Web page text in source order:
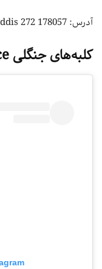
آدرس: 178057 272 Street W Foothills, Priddis
کلبه‌های جنگلی Sundance